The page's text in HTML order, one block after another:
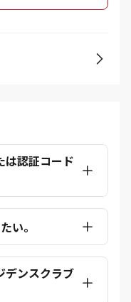
は認証コード
い。
デンスクラブ